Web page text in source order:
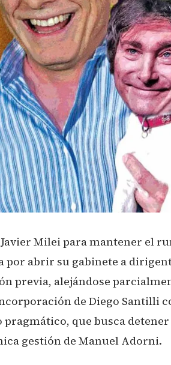
Milei para mantener el
por abrir su gabinete a
previa, alejándose
de Diego Santilli
que busca
gestión de Manuel Adorni.